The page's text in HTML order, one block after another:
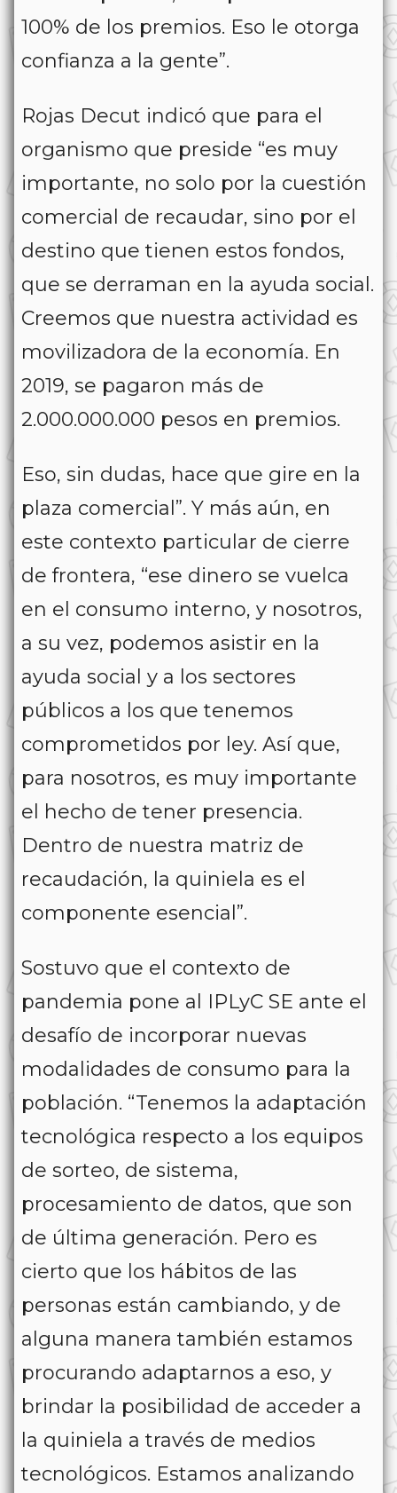
100% de los premios. Eso le otorga
confianza a la gente”.
Rojas Decut indicó que para el
organismo que preside “es muy
importante, no solo por la cuestión
comercial de recaudar, sino por el
destino que tienen estos fondos,
que se derraman en la ayuda social.
Creemos que nuestra actividad es
movilizadora de la economía. En
2019, se pagaron más de
2.000.000.000 pesos en premios.
Eso, sin dudas, hace que gire en la
plaza comercial”. Y más aún, en
este contexto particular de cierre
de frontera, “ese dinero se vuelca
en el consumo interno, y nosotros,
a su vez, podemos asistir en la
ayuda social y a los sectores
públicos a los que tenemos
comprometidos por ley. Así que,
para nosotros, es muy importante
el hecho de tener presencia.
Dentro de nuestra matriz de
recaudación, la quiniela es el
componente esencial”.
Sostuvo que el contexto de
pandemia pone al IPLyC SE ante el
desafío de incorporar nuevas
modalidades de consumo para la
población. “Tenemos la adaptación
tecnológica respecto a los equipos
de sorteo, de sistema,
procesamiento de datos, que son
de última generación. Pero es
cierto que los hábitos de las
personas están cambiando, y de
alguna manera también estamos
procurando adaptarnos a eso, y
brindar la posibilidad de acceder a
la quiniela a través de medios
tecnológicos. Estamos analizando